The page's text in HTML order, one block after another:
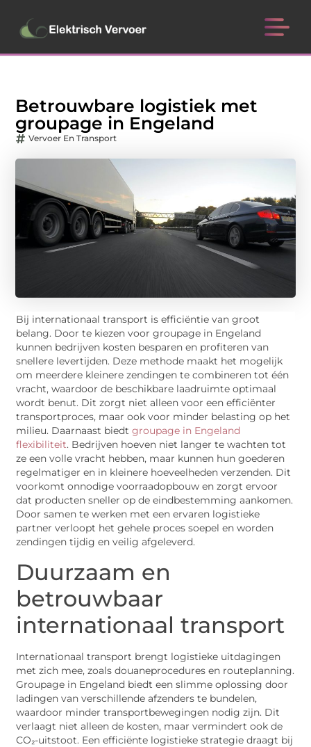
Betrouwbare logistiek met
groupage in Engeland
Vervoer En Transport
Bij internationaal transport is efficiëntie van groot
belang. Door te kiezen voor groupage in Engeland
kunnen bedrijven kosten besparen en profiteren van
snellere levertijden. Deze methode maakt het mogelijk
om meerdere kleinere zendingen te combineren tot één
vracht, waardoor de beschikbare laadruimte optimaal
wordt benut. Dit zorgt niet alleen voor een efficiënter
transportproces, maar ook voor minder belasting op het
milieu. Daarnaast biedtgroupage in Engeland
flexibiliteit. Bedrijven hoeven niet langer te wachten tot
ze een volle vracht hebben, maar kunnen hun goederen
regelmatiger en in kleinere hoeveelheden verzenden. Dit
voorkomt onnodige voorraadopbouw en zorgt ervoor
dat producten sneller op de eindbestemming aankomen.
Door samen te werken met een ervaren logistieke
partner verloopt het gehele proces soepel en worden
zendingen tijdig en veilig afgeleverd.
Duurzaam en
betrouwbaar
internationaal transport
Internationaal transport brengt logistieke uitdagingen
met zich mee, zoals douaneprocedures en routeplanning.
Groupage in Engeland biedt een slimme oplossing door
ladingen van verschillende afzenders te bundelen,
waardoor minder transportbewegingen nodig zijn. Dit
verlaagt niet alleen de kosten, maar vermindert ook de
CO₂-uitstoot. Een efficiënte logistieke strategie draagt bij